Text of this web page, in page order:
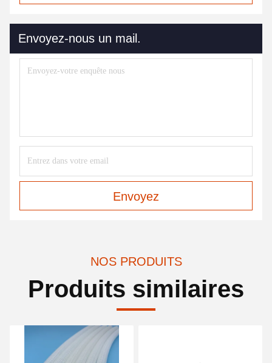
Envoyez-nous un mail.
Envoyez
NOS PRODUITS
Produits similaires